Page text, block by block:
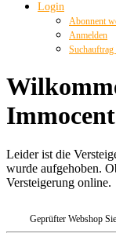
Login
Abonnent
Anmelden
Suchauftrag
Leider ist die
wurde aufgehoben.
Versteigerung online.
Geprüfter Webshop